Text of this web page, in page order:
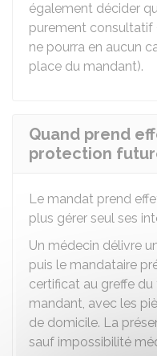
également décider
purement consultatif
ne pourra en aucun
place du mandant).
Quand prend
protection
Le mandat prend
plus gérer seul ses
Un médecin délivre
puis le mandataire
certificat au greffe
mandant, avec les
de domicile. La
sauf impossibilité